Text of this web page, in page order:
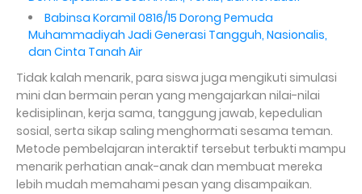
Babinsa Koramil 0816/15 Dorong Pemuda
Muhammadiyah Jadi Generasi Tangguh, Nasionalis,
dan Cinta Tanah Air
Tidak kalah menarik, para siswa juga mengikuti simulasi
mini dan bermain peran yang mengajarkan nilai-nilai
kedisiplinan, kerja sama, tanggung jawab, kepedulian
sosial, serta sikap saling menghormati sesama teman.
Metode pembelajaran interaktif tersebut terbukti mampu
menarik perhatian anak-anak dan membuat mereka
lebih mudah memahami pesan yang disampaikan.